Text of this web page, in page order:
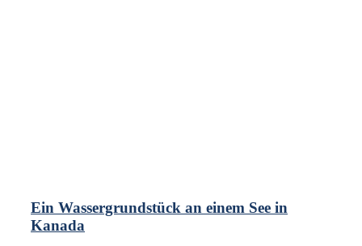
Ein Wassergrundstück an einem See in
Kanada